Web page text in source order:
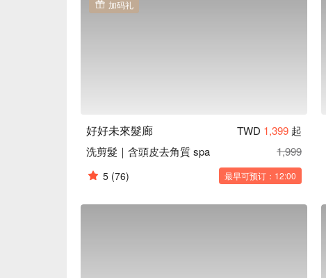
加码礼
好好未來髮廊 TWD 1,399 起
洗剪髮｜含頭皮去角質 spa
1,999
5 (76) 最早可预订：12:00